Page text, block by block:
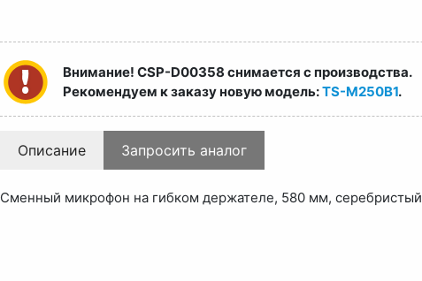
Внимание! CSP-D00358 снимается с производства.
Рекомендуем к заказу новую модель:TS-M250B1.
Описание Запросить аналог
Сменный микрофон на гибком держателе, 580 мм, серебристый